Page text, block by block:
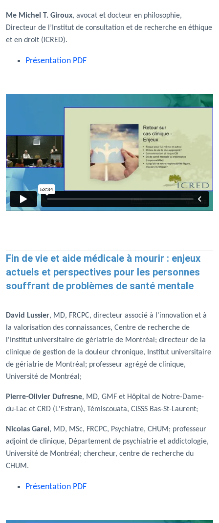
Me Michel T. Giroux, avocat et docteur en philosophie,
Directeur de l’Institut de consultation et de recherche en éthique
et en droit (ICRED).
Présentation PDF
Fin de vie et aide médicale à mourir : enjeux
actuels et perspectives pour les personnes
souffrant de problèmes de santé mentale
David Lussier, MD, FRCPC, directeur associé à l'innovation et à
la valorisation des connaissances, Centre de recherche de
l'Institut universitaire de gériatrie de Montréal; directeur de la
clinique de gestion de la douleur chronique, Institut universitaire
de gériatrie de Montréal; professeur agrégé de clinique,
Université de Montréal;
Pierre-Olivier Dufresne, MD, GMF et Hôpital de Notre-Dame-
du-Lac et CRD (L'Estran), Témiscouata, CISSS Bas-St-Laurent;
Nicolas Garel , MD, MSc, FRCPC, Psychiatre, CHUM; professeur
adjoint de clinique, Département de psychiatrie et addictologie,
Université de Montréal; chercheur, centre de recherche du
CHUM.
Présentation PDF